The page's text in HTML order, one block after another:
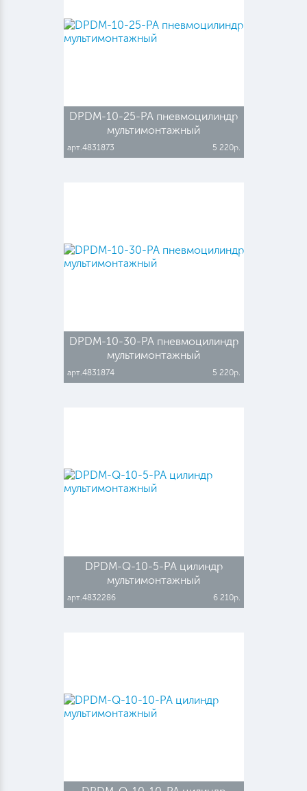
DPDM-10-25-PA пневмоцилиндр
мультимонтажный
арт.4831873 5 220р.
DPDM-10-30-PA пневмоцилиндр
мультимонтажный
арт.4831874 5 220р.
DPDM-Q-10-5-PA цилиндр
мультимонтажный
арт.4832286 6 210р.